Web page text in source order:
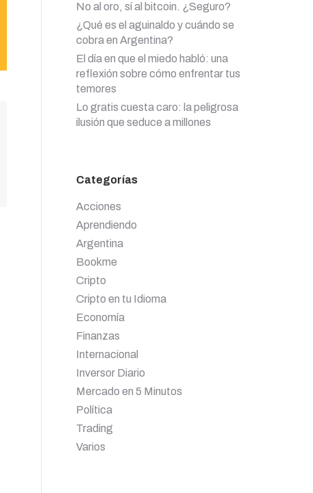
No al oro, sí al bitcoin. ¿Seguro?
¿Qué es el aguinaldo y cuándo se
cobra en Argentina?
El día en que el miedo habló: una
reflexión sobre cómo enfrentar tus
temores
Lo gratis cuesta caro: la peligrosa
ilusión que seduce a millones
Categorías
Acciones
Aprendiendo
Argentina
Bookme
Cripto
Cripto en tu Idioma
Economía
Finanzas
Internacional
Inversor Diario
Mercado en 5 Minutos
Política
Trading
Varios